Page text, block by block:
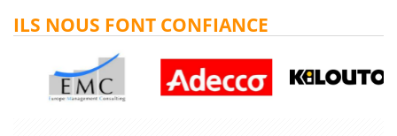
ILS NOUS FONT CONFIANCE